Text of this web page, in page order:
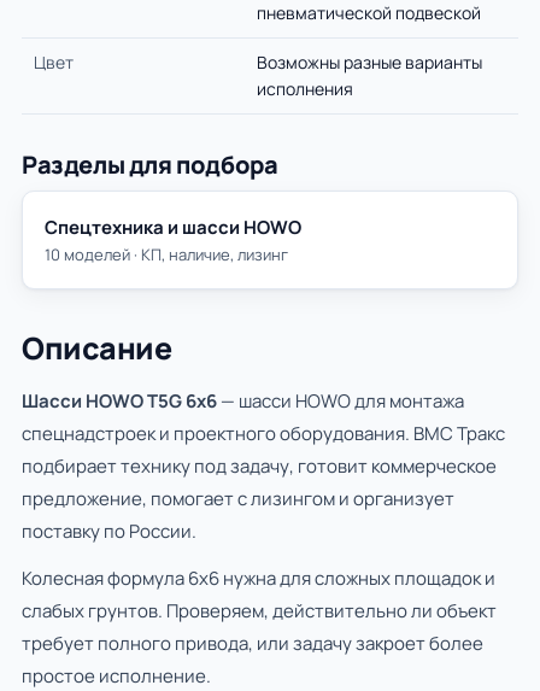
пневматической подвеской
Цвет
Возможны разные варианты
исполнения
Разделы для подбора
Спецтехника и шасси HOWO
10 моделей · КП, наличие, лизинг
Описание
Шасси HOWO T5G 6x6— шасси HOWO для монтажа
спецнадстроек и проектного оборудования. ВМС Тракс
подбирает технику под задачу, готовит коммерческое
предложение, помогает с лизингом и организует
поставку по России.
Колесная формула 6х6 нужна для сложных площадок и
слабых грунтов. Проверяем, действительно ли объект
требует полного привода, или задачу закроет более
простое исполнение.